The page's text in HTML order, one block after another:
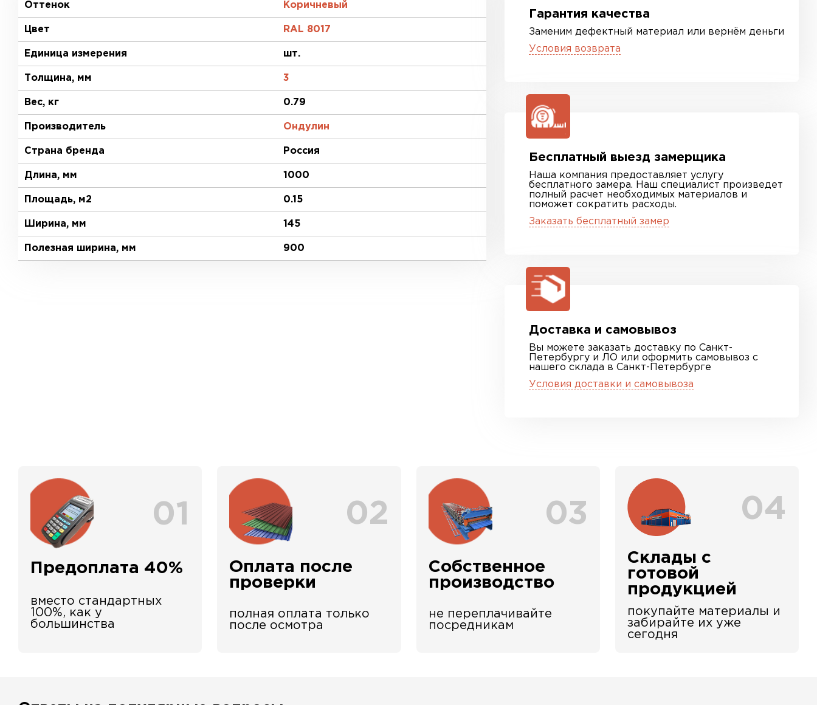
Оттенок Коричневый
Цвет RAL 8017
Единица измерения шт.
Толщина, мм 3
Вес, кг 0.79
Производитель Ондулин
Страна бренда Россия
Длина, мм 1000
Площадь, м2 0.15
Ширина, мм 145
Полезная ширина, мм 900
Гарантия качества
Заменим дефектный материал или вернём деньги
Условия возврата
Бесплатный выезд замерщика
Наша компания предоставляет услугу
бесплатного замера. Наш специалист произведет
полный расчет необходимых материалов и
поможет сократить расходы.
Заказать бесплатный замер
Доставка и самовывоз
Вы можете заказать доставку по Санкт-
Петербургу и ЛО или оформить самовывоз с
нашего склада в Санкт-Петербурге
Условия доставки и самовывоза
01
Предоплата 40%
вместо стандартных
100%, как у
большинства
02
Оплата после
проверки
полная оплата только
после осмотра
03
Собственное
производство
не переплачивайте
посредникам
04
Склады с
готовой
продукцией
покупайте материалы и
забирайте их уже
сегодня